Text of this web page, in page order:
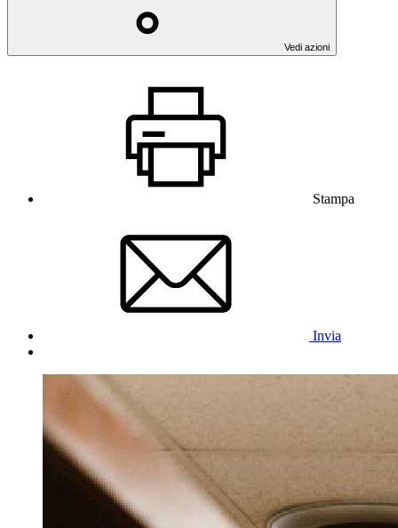
Vedi azioni
Stampa
Invia